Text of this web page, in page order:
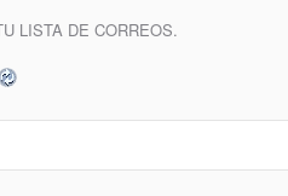
LISTA DE CORREOS.